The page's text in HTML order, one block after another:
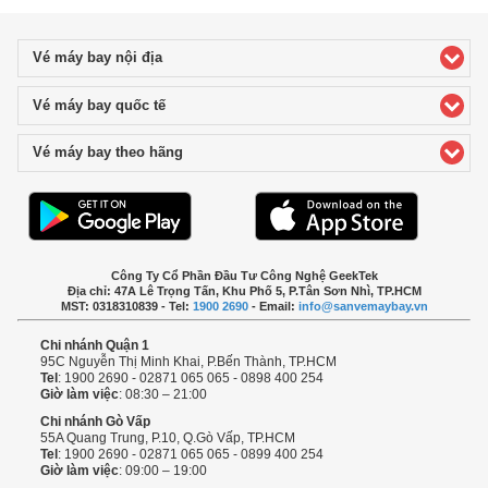
Vé máy bay nội địaclick to expand contents
Vé máy bay quốc tếclick to expand contents
Vé máy bay theo hãng
Công Ty Cổ Phần Đầu Tư Công Nghệ GeekTek
Địa chỉ: 47A Lê Trọng Tấn, Khu Phố 5, P.Tân Sơn Nhì, TP.HCM
MST: 0318310839 - Tel: 1900 2690- Email: info@sanvemaybay.vn
Chi nhánh Quận 1
95C Nguyễn Thị Minh Khai, P.Bến Thành, TP.HCM
Tel: 1900 2690 - 02871 065 065 - 0898 400 254
Giờ làm việc: 08:30 – 21:00
Chi nhánh Gò Vấp
55A Quang Trung, P.10, Q.Gò Vấp, TP.HCM
Tel: 1900 2690 - 02871 065 065 - 0899 400 254
Giờ làm việc: 09:00 – 19:00